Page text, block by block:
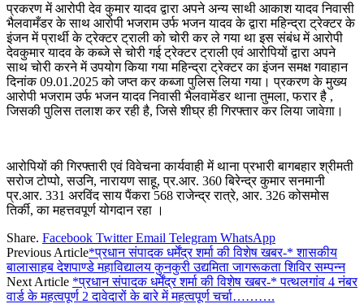
प्रकरण में आरोपी देव कुमार यादव द्वारा अपने अन्य साथी आकाश यादव निवासी
भैलवामँडर के साथ आरोपी भजराम उर्फ भजन यादव के द्वारा महिन्द्रा ट्रेक्टर के
इंजन में प्रार्थी के ट्रेक्टर ट्राली को चोरी कर ले गया था इस संबंध में आरोपी
देवकुमार यादव के कब्जे से चोरी गई ट्रेक्टर ट्राली एवं आरोपियों द्वारा अपने
साथ चोरी करने में उपयोग किया गया महिन्द्रा ट्रेक्टर का इंजन समक्ष गवाहान
दिनांक 09.01.2025 को जप्त कर कब्जा पुलिस लिया गया। प्रकरण के मुख्य
आरोपी भजराम उर्फ भजन यादव निवासी भैलवामेंडर थाना तुमला, फरार है ,
जिसकी पुलिस तलाश कर रही है, जिसे शीघ्र ही गिरफ्तार कर लिया जावेग़ा।
आरोपियों की गिरफ्तारी एवं विवेचना कार्यवाही में थाना प्रभारी बागबहार श्रीमती
सरोज टोप्पो, सउनि, नारायण साहू, प्र.आर. 360 बिरेन्द्र कुमार सनमानी
प्र.आर. 331 अरविंद साय पैंकरा 568 राजेन्द्र रात्रे, आर. 326 कोसमोस
तिर्की, का महत्तवपूर्ण योगदान रहा ।
Share. Facebook Twitter Email Telegram WhatsApp
Previous Article*प्रधान संपादक धर्मेंद्र शर्मा की विशेष खबर-* शासकीय
बालासाहब देशपाण्डे महाविद्यालय कुनकुरी उद्यमिता जागरूकता शिविर सम्पन्न
Next Article *प्रधान संपादक धर्मेंद्र शर्मा की विशेष खबर-* पत्थलगांव 4 नंबर
वार्ड के महत्वपूर्ण 2 दावेदारों के बारे में महत्वपूर्ण चर्चा……….